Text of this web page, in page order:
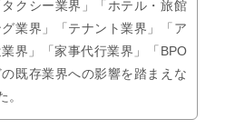
クシー業界」「ホテル・旅館
業界」「テナント業界」「ア
界」「家事代行業界」「BPO
既存業界への影響を踏まえな
。